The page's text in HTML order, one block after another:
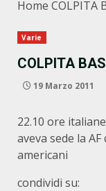
Home COLPITA
Varie
COLPITA
19 Marzo 2011
22.10 ore
aveva sede la
americani
condividi su: